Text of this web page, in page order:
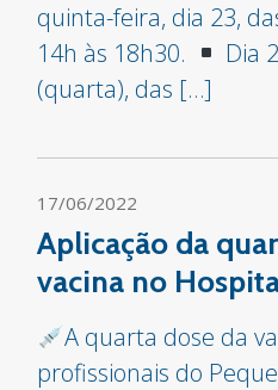
quinta-feira, dia 23,
14h às 18h30.
Dia
(quarta), das […]
17/06/2022
Aplicação da
vacina no
A quarta dose da
profissionais do